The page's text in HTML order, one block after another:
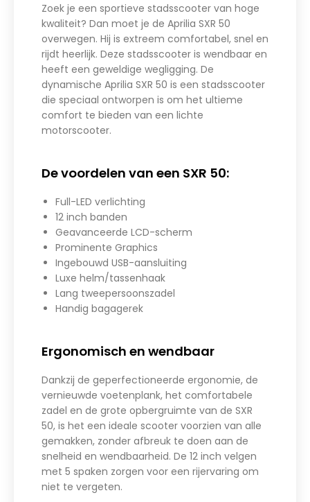
Zoek je een sportieve stadsscooter van hoge
kwaliteit? Dan moet je de Aprilia SXR 50
overwegen. Hij is extreem comfortabel, snel en
rijdt heerlijk. Deze stadsscooter is wendbaar en
heeft een geweldige wegligging. De
dynamische Aprilia SXR 50 is een stadsscooter
die speciaal ontworpen is om het ultieme
comfort te bieden van een lichte
motorscooter.
De voordelen van een SXR 50:
Full-LED verlichting
12 inch banden
Geavanceerde LCD-scherm
Prominente Graphics
Ingebouwd USB-aansluiting
Luxe helm/tassenhaak
Lang tweepersoonszadel
Handig bagagerek
Ergonomisch en wendbaar
Dankzij de geperfectioneerde ergonomie, de
vernieuwde voetenplank, het comfortabele
zadel en de grote opbergruimte van de SXR
50, is het een ideale scooter voorzien van alle
gemakken, zonder afbreuk te doen aan de
snelheid en wendbaarheid. De 12 inch velgen
met 5 spaken zorgen voor een rijervaring om
niet te vergeten.